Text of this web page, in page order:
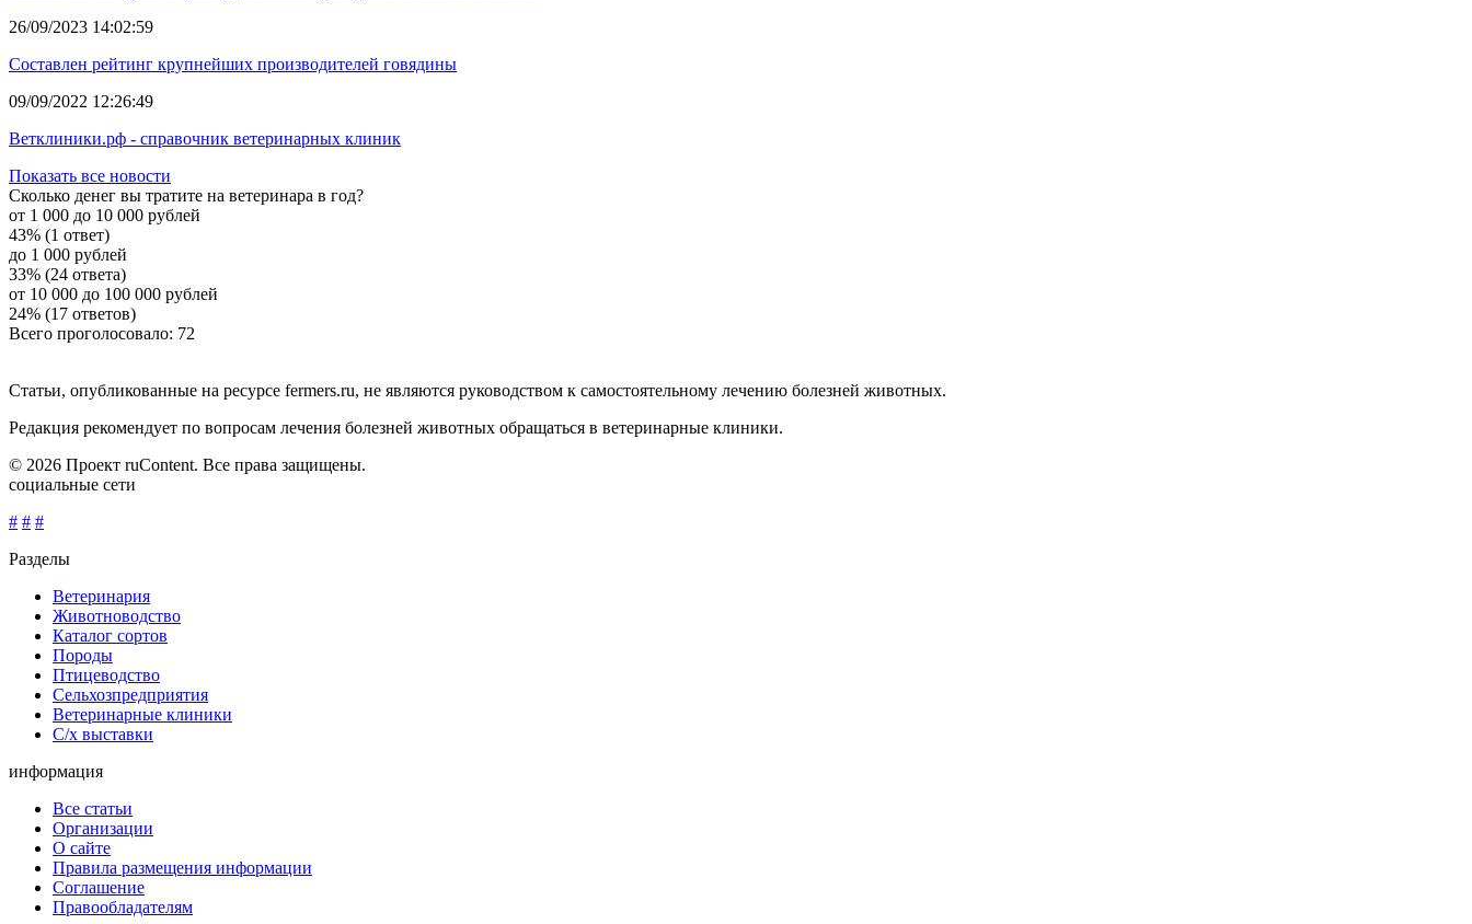
26/09/2023 14:02:59
Составлен рейтинг крупнейших производителей говядины
09/09/2022 12:26:49
Ветклиники.рф - справочник ветеринарных клиник
Показать все новости
Сколько денег вы тратите на ветеринара в год?
от 1 000 до 10 000 рублей
43% (1 ответ)
до 1 000 рублей
33% (24 ответа)
от 10 000 до 100 000 рублей
24% (17 ответов)
Всего проголосовало: 72
Статьи, опубликованные на ресурсе fermers.ru, не являются руководством к самостоятельному лечению болезней животных.
Редакция рекомендует по вопросам лечения болезней животных обращаться в ветеринарные клиники.
© 2026 Проект ruContent. Все права защищены.
социальные сети
# # #
Разделы
Ветеринария
Животноводство
Каталог сортов
Породы
Птицеводство
Сельхозпредприятия
Ветеринарные клиники
С/х выставки
информация
Все статьи
Организации
О сайте
Правила размещения информации
Соглашение
Правообладателям